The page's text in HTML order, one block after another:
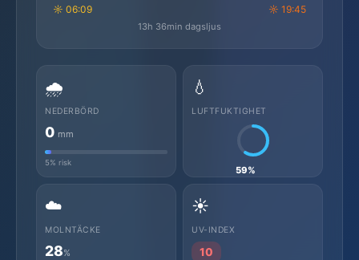
☼ 06:09 ☼ 19:45
13h 36min dagsljus
🌧️
NEDERBÖRD
0 mm
5% risk
💧
LUFTFUKTIGHET
59%
☁️
MOLNTÄCKE
28%
☀️
UV-INDEX
10